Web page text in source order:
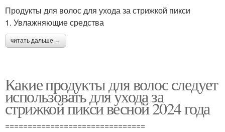
Продукты для волос для ухода за стрижкой пикси
1. Увлажняющие средства
читать дальше →
Какие продукты для волос следует
использовать для ухода за
стрижкой пикси весной 2024 года
===============================